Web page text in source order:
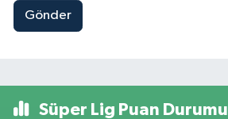
Gönder
Süper Lig Puan Durumu